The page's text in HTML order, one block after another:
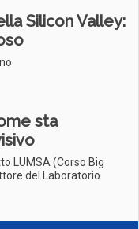
Silicon Valley:
sta
LUMSA (Corso Big
del Laboratorio